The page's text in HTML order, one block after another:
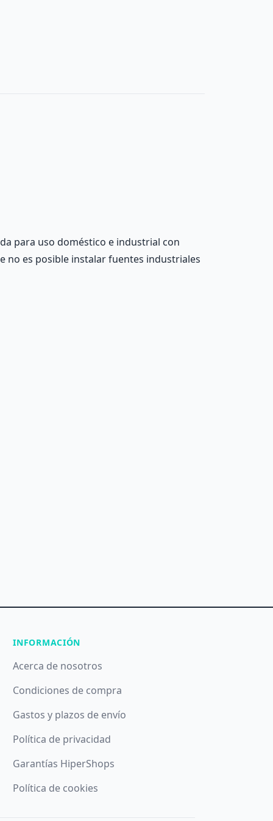
para uso doméstico e industrial con
no es posible instalar fuentes industriales
INFORMACIÓN
Acerca de nosotros
Condiciones de compra
Gastos y plazos de envío
Política de privacidad
Garantías HiperShops
Política de cookies